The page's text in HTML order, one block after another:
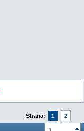
Strana: 1 2